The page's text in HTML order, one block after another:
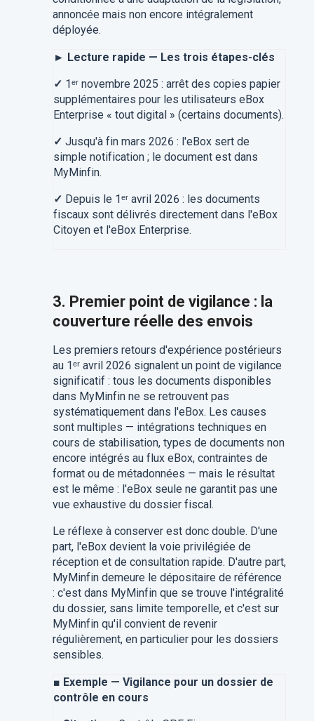
annoncée mais non encore intégralement
déployée.
► Lecture rapide — Les trois étapes-clés
✓ 1ᵉʳ novembre 2025 : arrêt des copies papier
supplémentaires pour les utilisateurs eBox
Enterprise « tout digital » (certains documents).
✓ Jusqu'à fin mars 2026 : l'eBox sert de
simple notification ; le document est dans
MyMinfin.
✓ Depuis le 1ᵉʳ avril 2026 : les documents
fiscaux sont délivrés directement dans l'eBox
Citoyen et l'eBox Enterprise.
3. Premier point de vigilance : la
couverture réelle des envois
Les premiers retours d'expérience postérieurs
au 1ᵉʳ avril 2026 signalent un point de vigilance
significatif : tous les documents disponibles
dans MyMinfin ne se retrouvent pas
systématiquement dans l'eBox. Les causes
sont multiples — intégrations techniques en
cours de stabilisation, types de documents non
encore intégrés au flux eBox, contraintes de
format ou de métadonnées — mais le résultat
est le même : l'eBox seule ne garantit pas une
vue exhaustive du dossier fiscal.
Le réflexe à conserver est donc double. D'une
part, l'eBox devient la voie privilégiée de
réception et de consultation rapide. D'autre part,
MyMinfin demeure le dépositaire de référence
: c'est dans MyMinfin que se trouve l'intégralité
du dossier, sans limite temporelle, et c'est sur
MyMinfin qu'il convient de revenir
régulièrement, en particulier pour les dossiers
sensibles.
■ Exemple — Vigilance pour un dossier de
contrôle en cours